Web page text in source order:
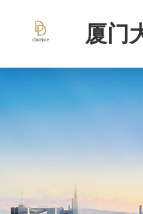
厦门